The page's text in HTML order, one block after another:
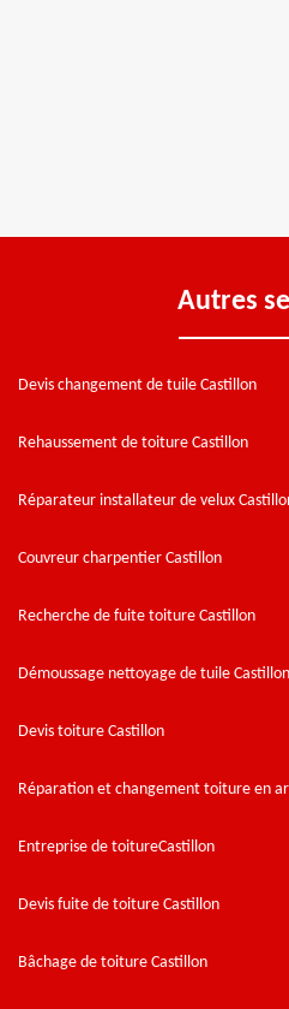
Autres
Devis changement de tuile Castillon
Rehaussement de toiture Castillon
Réparateur installateur de velux
Couvreur charpentier Castillon
Recherche de fuite toiture Castillon
Démoussage nettoyage de tuile Castillon
Devis toiture Castillon
Réparation et changement toiture en
Entreprise de toitureCastillon
Devis fuite de toiture Castillon
Bâchage de toiture Castillon